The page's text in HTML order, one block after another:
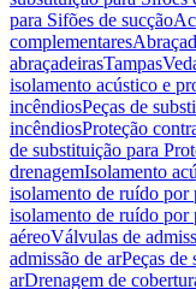
para Sifões de sucção
complementares
abraçadeirasTampas
isolamento acústico e
incêndiosPeças de
incêndiosProteção
de substituição para
drenagemIsolamento
isolamento de ruído por
isolamento de ruído por
aéreoVálvulas de
admissão de arPeças de
arDrenagem de